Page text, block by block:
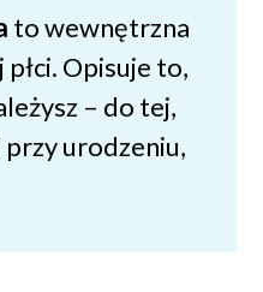
to wewnętrzna
Opisuje to,
– do tej,
urodzeniu,